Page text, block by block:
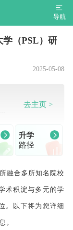
导航
学（PSL）研
2025-05-08
去主页 >
升学
路径
融合多所知名院校
术积淀与多元的学
。以下将为您详细
。